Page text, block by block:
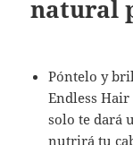
natural
Póntelo y
Endless
solo te dará
nutrirá tu